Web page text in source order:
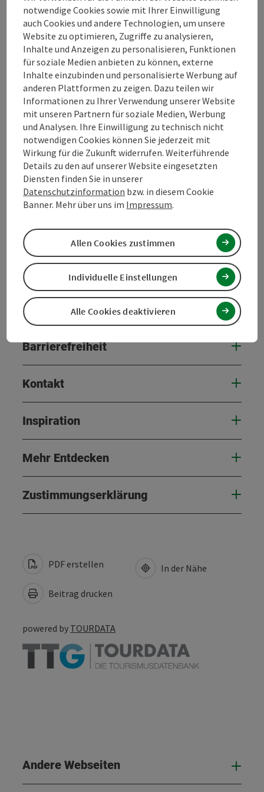
Markierung: mit der Nr. V6
Kartendownload:V6 Eiserner Vorhang Weg
Unterkunft:
Hotel Guglwald ****s
Bäuerliche Direktvermarkter mit
Hofladen/Schaubetrieb/Einkaufsmöglichkeit
Wood Fashion
Weberei Kitzmüller
Tour und Routeninformationen
Anreise/Lage
Preise
Eignung
Barrierefreiheit
Kontakt
Inspiration
Mehr Entdecken
Zustimmungserklärung
PDF erstellen
Beitrag drucken
In der Nähe
powered by TOURDATA
Andere Webseiten
notwendige Cookies sowie mit Ihrer Einwilligung
auch Cookies und andere Technologien, um unsere
Website zu optimieren, Zugriffe zu analysieren,
Inhalte und Anzeigen zu personalisieren, Funktionen
für soziale Medien anbieten zu können, externe
Inhalte einzubinden und personalisierte Werbung auf
anderen Plattformen zu zeigen. Dazu teilen wir
Informationen zu Ihrer Verwendung unserer Website
mit unseren Partnern für soziale Medien, Werbung
und Analysen. Ihre Einwilligung zu technisch nicht
notwendigen Cookies können Sie jederzeit mit
Wirkung für die Zukunft widerrufen. Weiterführende
Details zu den auf unserer Website eingesetzten
Diensten finden Sie in unserer
Datenschutzinformation bzw. in diesem Cookie
Banner. Mehr über uns im Impressum.
Alle Cookies deaktivieren
Individuelle Einstellungen
Allen Cookies zustimmen